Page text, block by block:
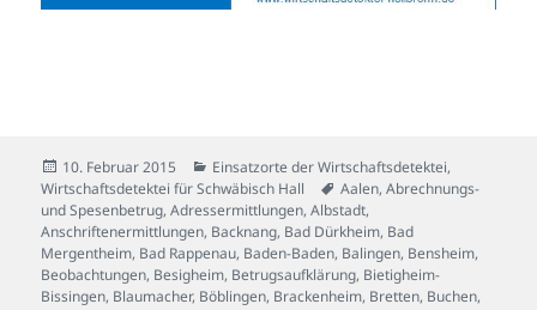
Veröffentlicht
am
10. Februar 2015 Kategorien
Einsatzorte der Wirtschaftsdetektei,
Wirtschaftsdetektei für Schwäbisch Hall
Schlagwörter
Aalen,Abrechnungs-
und Spesenbetrug,Adressermittlungen,Albstadt,
Anschriftenermittlungen, Backnang, Bad Dürkheim, Bad
Mergentheim, Bad Rappenau, Baden-Baden, Balingen, Bensheim,
Beobachtungen, Besigheim, Betrugsaufklärung, Bietigheim-
Bissingen, Blaumacher, Böblingen, Brackenheim, Bretten, Buchen,